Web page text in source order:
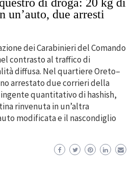
un’auto, due arresti
dei Carabinieri del Comando
contrasto al traffico di
diffusa. Nel quartiere Oreto–
arrestato due corrieri della
quantitativo di hashish,
rinvenuta in un’altra
modificata e il nascondiglio